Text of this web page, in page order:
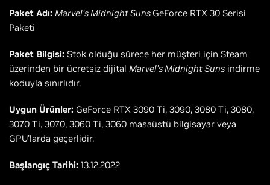
Paket Adı: Marvel’s Midnight Suns GeForce RTX 30 Serisi
Paketi
Paket Bilgisi: Stok olduğu sürece her müşteri için Steam
üzerinden bir ücretsiz dijital Marvel’s Midnight Suns indirme
koduyla sınırlıdır.
Uygun Ürünler: GeForce RTX 3090 Ti, 3090, 3080 Ti, 3080,
3070 Ti, 3070, 3060 Ti, 3060 masaüstü bilgisayar veya
GPU’larda geçerlidir.
Başlangıç Tarihi: 13.12.2022